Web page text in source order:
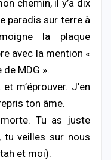
chemin, il y’a dix
paradis sur terre à
la plaque
avec la mention «
MDG ».
m’éprouver. J’en
ton âme.
morte. Tu as juste
tu veilles sur nous
et moi).